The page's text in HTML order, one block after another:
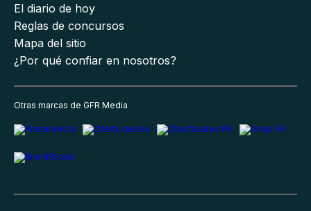
El diario de hoy
Reglas de concursos
Mapa del sitio
¿Por qué confiar en nosotros?
Otras marcas de GFR Media